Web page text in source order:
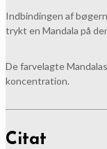
Indbindingen af
trykt en Mandala på
De farvelagte
koncentration.
Citat